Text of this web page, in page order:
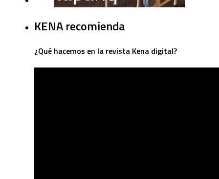
KENA recomienda
¿Qué hacemos en la revista Kena digital?